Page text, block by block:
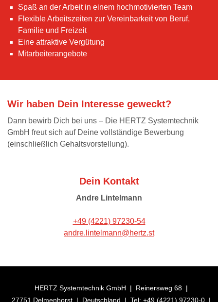
Spaß an der Arbeit in einem hochmotivierten Team
Flexible Arbeitszeiten zur Vereinbarkeit von Beruf,
Familie und Freizeit
Eine attraktive Vergütung
Mitarbeiterangebote
Wir haben Dein Interesse geweckt?
Dann bewirb Dich bei uns – Die HERTZ Systemtechnik
GmbH freut sich auf Deine vollständige Bewerbung
(einschließlich Gehaltsvorstellung).
Dein Kontakt
Andre Lintelmann
+49 (4221) 97230-54
andre.lintelmann@hertz.st
HERTZ Systemtechnik GmbH | Reinersweg 68 |
27751 Delmenhorst | Deutschland | Tel: +49 (4221) 97230-0 |